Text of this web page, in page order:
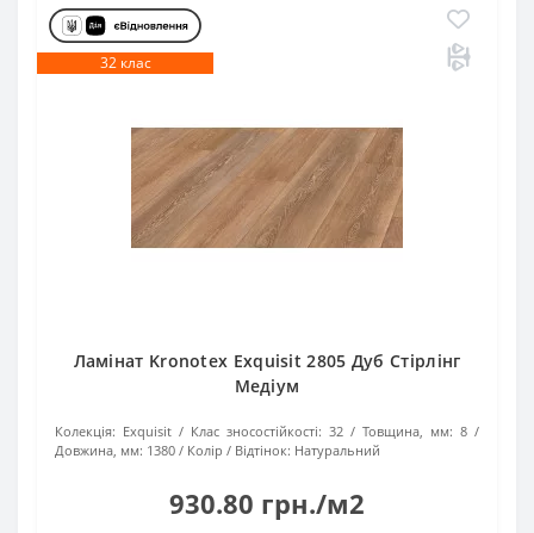
32 клас
Ламінат Kronotex Exquisit 2805 Дуб Стірлінг
Медіум
Колекція: Exquisit Клас зносостійкості: 32 Товщина, мм: 8
Довжина, мм: 1380 Колір / Відтінок: Натуральний
930.80 грн./м2